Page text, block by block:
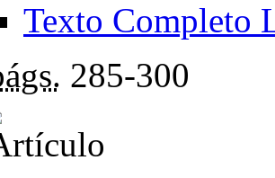
Texto Completo
285-300